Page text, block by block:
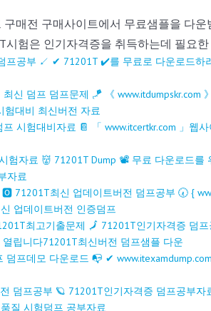
매전 구매사이트에서 무료샘플을 다
시험은 인기자격증을 취득하는데 필요
프공부 ↙ ✔ 71201T ️✔️를 무료로 다운로드하
신 덤프 덤프문제 🪁 《 www.itdumpskr.com
험대비 최신버전 자료
시험대비자료 📔 「 www.itcertkr.com 」
험자료 👹 71201T Dump 📽 무료 다운로드
자료
71201T최신 업데이트버전 덤프공부 🕢 {
업데이트버전 인증덤프
최고기출문제 🗾 71201T인기자격증 덤프
립니다71201T최신버전 덤프샘플 다운
덤프데모 다운로드 📭 ✔
덤프공부 🪐 71201T인기자격증 덤프공부자
질 시험덤프 공부자료